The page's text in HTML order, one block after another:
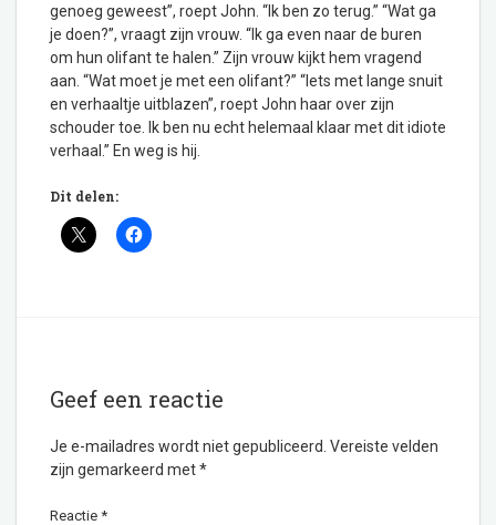
genoeg geweest”, roept John. “Ik ben zo terug.” “Wat ga
je doen?”, vraagt zijn vrouw. “Ik ga even naar de buren
om hun olifant te halen.” Zijn vrouw kijkt hem vragend
aan. “Wat moet je met een olifant?” “Iets met lange snuit
en verhaaltje uitblazen”, roept John haar over zijn
schouder toe. Ik ben nu echt helemaal klaar met dit idiote
verhaal.” En weg is hij.
Dit delen:
Geef een reactie
Je e-mailadres wordt niet gepubliceerd. Vereiste velden
zijn gemarkeerd met*
Reactie *